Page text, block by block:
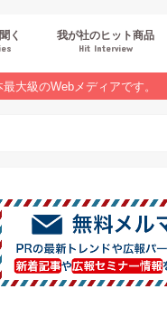
く 我が社のヒット商品
Hit Interview
大級のWebメディアです。